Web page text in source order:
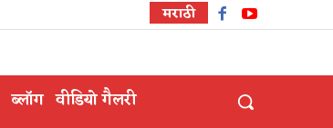
मराठी
ब्लॉग वीडियो गैलरी